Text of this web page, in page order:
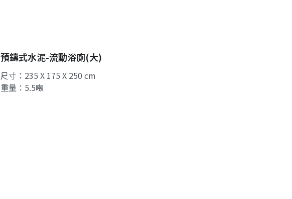
預鑄式水泥-流動浴廁(大)
尺寸：235 X 175 X 250 cm
重量：5.5噸